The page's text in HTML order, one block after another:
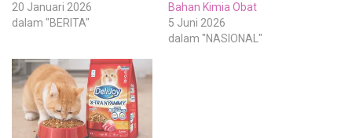
20 Januari 2026
dalam "BERITA"
Bahan Kimia Obat
5 Juni 2026
dalam "NASIONAL"